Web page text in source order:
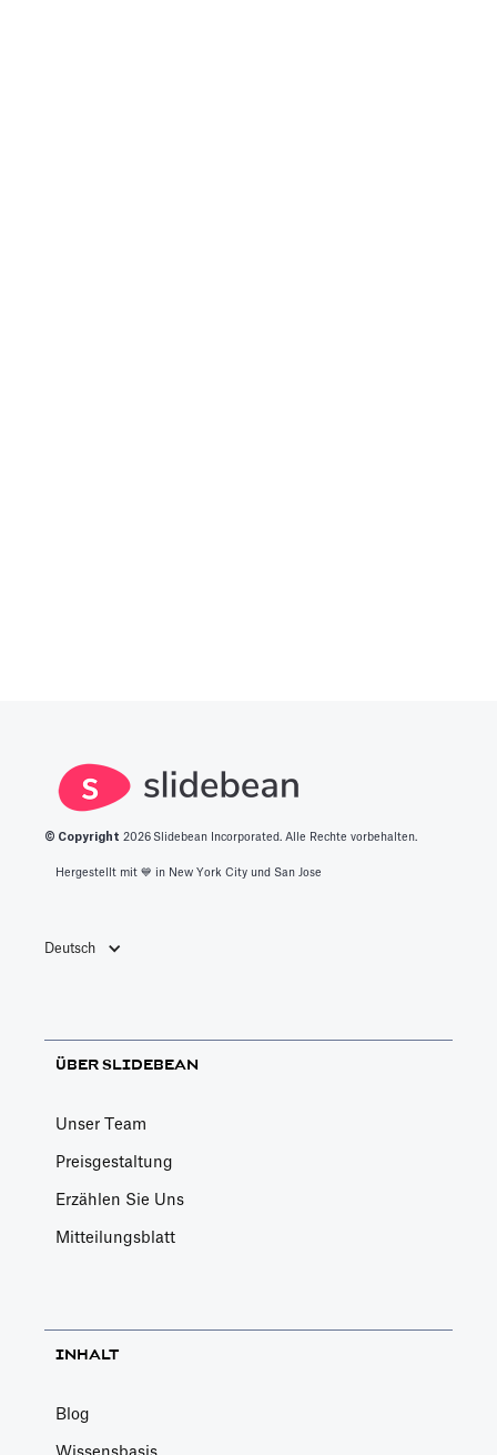
© Copyright 2026 Slidebean Incorporated. Alle Rechte vorbehalten.
Hergestellt mit 💙️ in New York City und San Jose
Deutsch
ÜBER SLIDEBEAN
Unser Team
Preisgestaltung
Erzählen Sie Uns
Mitteilungsblatt
INHALT
Blog